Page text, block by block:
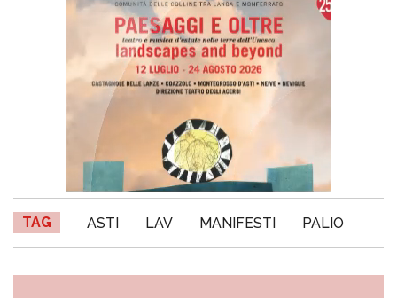
TAG ASTI LAV MANIFESTI PALIO